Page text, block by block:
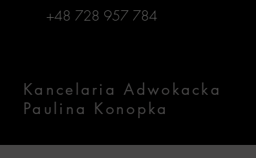
+48 728 957 784
Kancelaria Adwokacka
Paulina Konopka